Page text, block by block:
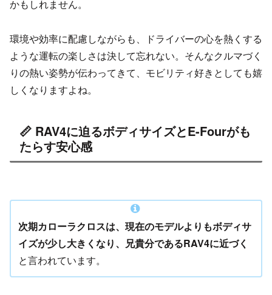
かもしれません。
環境や効率に配慮しながらも、ドライバーの心を熱くする
ような運転の楽しさは決して忘れない。そんなクルマづく
りの熱い姿勢が伝わってきて、モビリティ好きとしても嬉
しくなりますよね。
📏 RAV4に迫るボディサイズとE-Fourがも
たらす安心感
次期カローラクロスは、現在のモデルよりもボディサ
イズが少し大きくなり、兄貴分であるRAV4に近づく
と言われています。